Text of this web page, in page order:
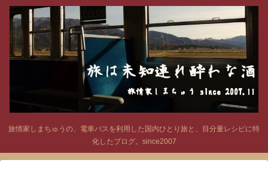
旅情家しまちゅうの、電車バスを利用した国内ひとり旅と、目分量レシピに特
化したブログ。since2007